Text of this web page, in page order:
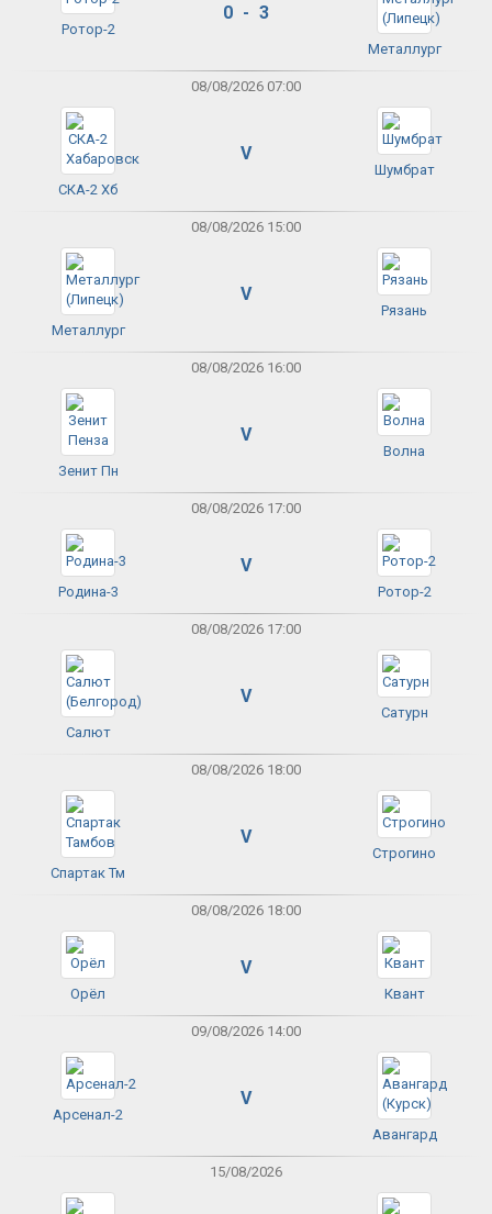
Ротор-2
0 - 3
Металлург
08/08/2026 07:00
СКА-2 Хб
V
Шумбрат
08/08/2026 15:00
Металлург
V
Рязань
08/08/2026 16:00
Зенит Пн
V
Волна
08/08/2026 17:00
Родина-3
V
Ротор-2
08/08/2026 17:00
Салют
V
Сатурн
08/08/2026 18:00
Спартак Тм
V
Строгино
08/08/2026 18:00
Орёл
V
Квант
09/08/2026 14:00
Арсенал-2
V
Авангард
15/08/2026